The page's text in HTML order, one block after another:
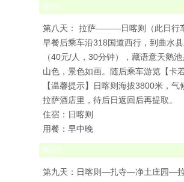
第8 天
第八天： 拉萨———日喀则（此日行
早餐后乘车沿318国道西行，到曲水
（40元/人，30分钟），藏语意天鹅
山色，景色如画。随后乘车游览【
【温馨提示】日喀则海拔3800米，
拉萨酒店里，待后日返回后再提取。
住宿：日喀则
用餐：早中晚
第9天
第九天：日喀则—扎寺—净土庄园—